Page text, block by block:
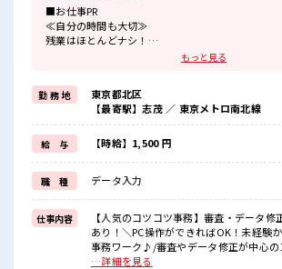
■お仕事PR
≪自分の時間も大切≫
残業はほとんどナシ！
場合によってはお願いすることもあります♪
週末は家族や友人と一緒にプライベート満喫！
≪動きやすい制服アリ≫
制服があるので、
毎日の服装の悩み解消♪
≪未経験の方も大カンゲイ≫
新しいことにチャレンジするのは不安だけど、
しっかり働く環境が整っています！
イチからスキルUP・ステップUP目指していきまし
≪収入アップを目指せる≫
高時給だらけの派遣のお仕事です！
■職場の雰囲気
休憩室で楽しくランチ♪
もっと見る
勤 務 地
東京都北区
【最寄駅】志茂 ／ 東京メトロ南北線
給 与 【時給】1,500 円
職 種 データ入力
仕事内容
【人気のコツコツ事務】審査・データ
あり！＼PC操作ができればOK！未経験
事務ワーク♪/審査やデータ修正が中心の
な軽作業もあり、適度に動きのあるお仕
…詳細を見る